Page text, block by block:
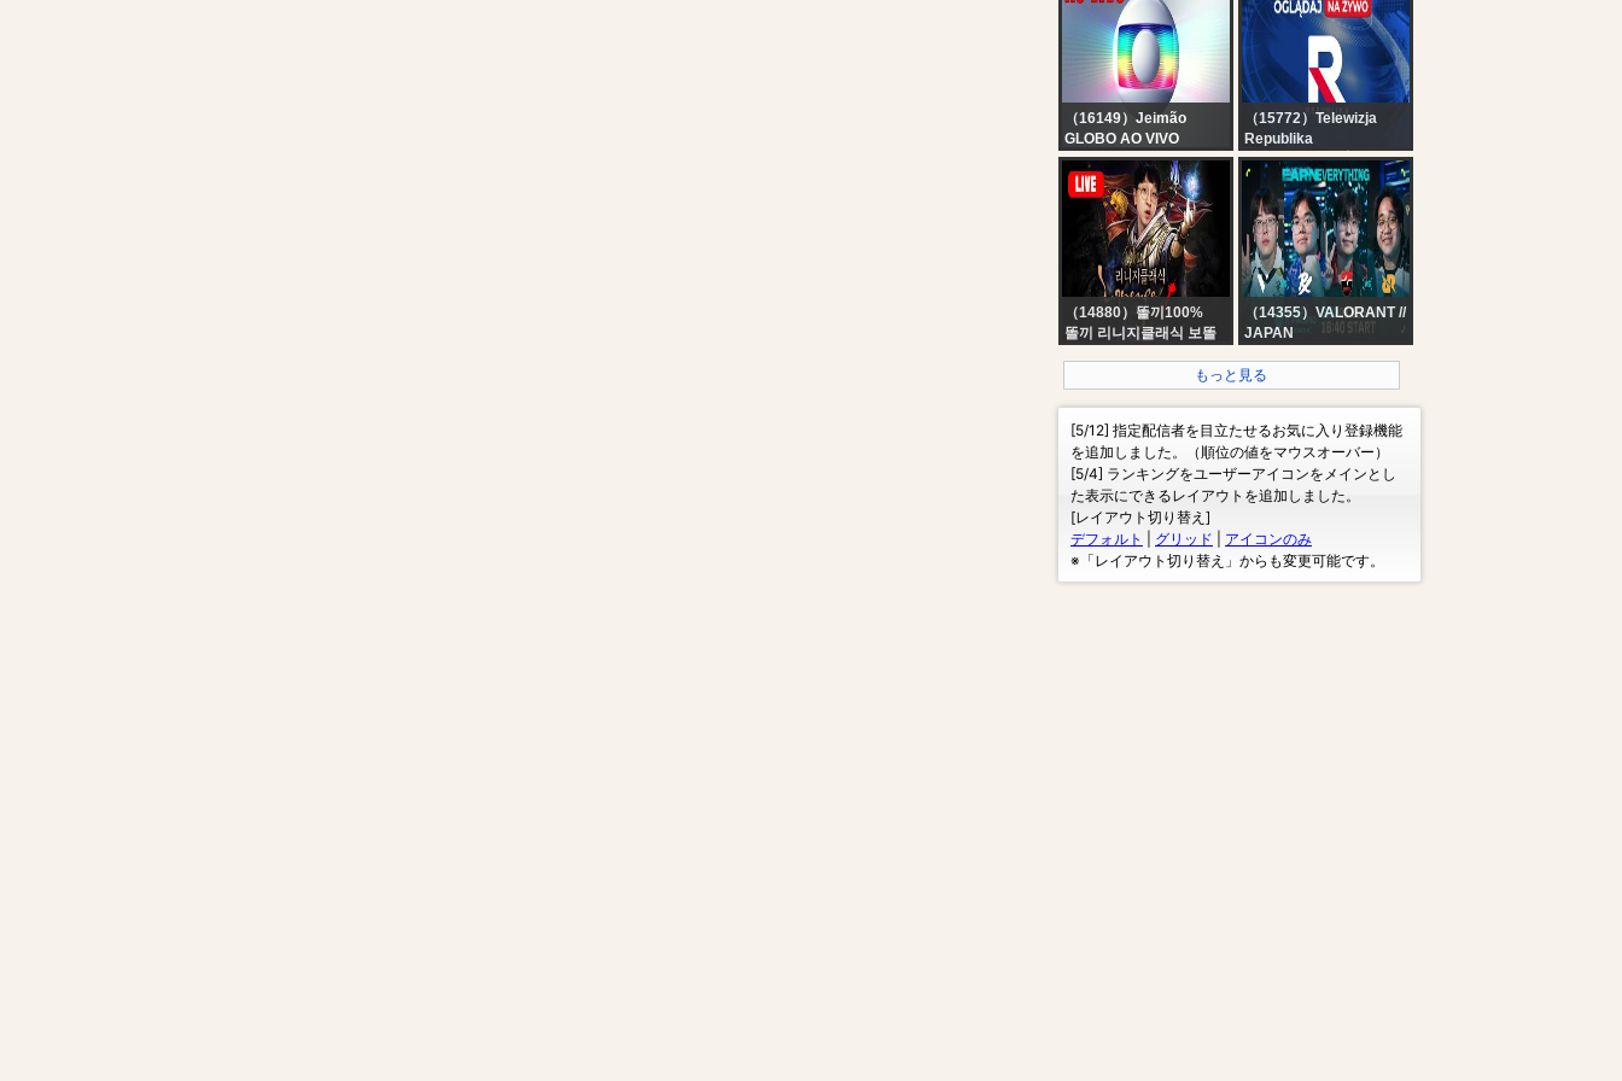
[WEEK 2] || 09-08-2026
DE TODO NOTICIAS
（16149）Jeimão
GLOBO AO VIVO
AGORA HD HOJE
09/08/2026
（15772）Telewizja
Republika
RELACJA NA ŻYWO -
OGLĄDAJ Telewizja
Republika
（14880）똘끼100%
똘끼 리니지클래식 보똘
（14355）VALORANT //
JAPAN
STAGE 2 - DAY 15
もっと見る
[5/12] 指定配信者を目立たせるお気に入り登録機能
を追加しました。（順位の値をマウスオーバー）
[5/4] ランキングをユーザーアイコンをメインとし
た表示にできるレイアウトを追加しました。
[レイアウト切り替え]
デフォルト
グリッド
アイコンのみ
※「レイアウト切り替え」からも変更可能です。